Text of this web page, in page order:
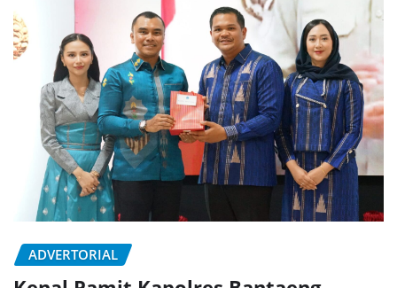
ADVERTORIAL